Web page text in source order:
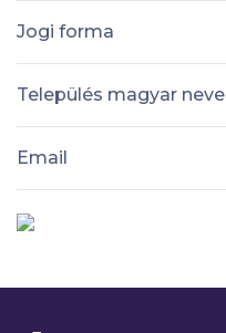
Jogi forma
Település magyar neve
Email